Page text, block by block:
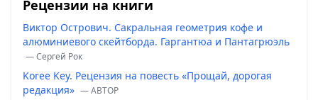
Рецензии на книги
Виктор Острович. Сакральная геометрия кофе и
алюминиевого скейтборда. Гаргантюа и Пантагрюэль
— Сергей Рок
Koree Key. Рецензия на повесть «Прощай, дорогая
редакция» — ABTOP